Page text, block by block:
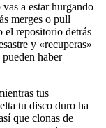
a estar hurgando
merges o pull
el repositorio detrás
y «recuperas»
haber
tus
tu disco duro ha
que clonas de